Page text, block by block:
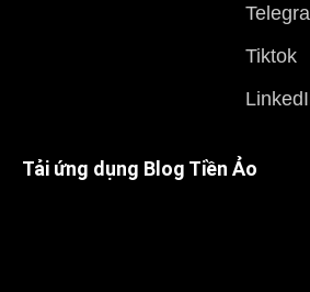
Tiktok
Tải ứng dụng Blog Tiền Ảo